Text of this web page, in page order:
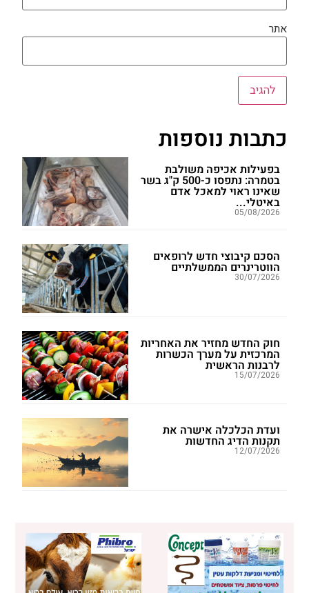
אתר
כתבות נוספות
בפעילות אכיפה משולבת
בטמרה: נתפסו כ-500 ק"ג בשר
שאינו ראוי למאכל אדם
באיטלי...
05/08/2026
הסכם קיבוצי חדש לרופאים
הווטרינרים הממשלתיים
30/07/2026
חוק החדש מחזיר את האחריות
המרכזית על מערך הכשרות
לרבנות הראשית
15/07/2026
ועדת הכלכלה אישרה את
תקנות הדיג החדשות
12/07/2026